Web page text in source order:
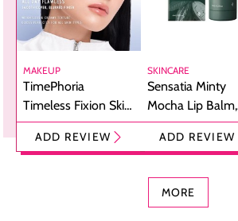
MAKEUP
TimePhoria
Timeless Fixion Skin
Tint Stick,
Foundation dan
ADD REVIEW
SKINCARE
Sensatia Minty
Mocha Lip Balm,
Pelembap Bibir
dengan Aroma
ADD REVIEW
MORE